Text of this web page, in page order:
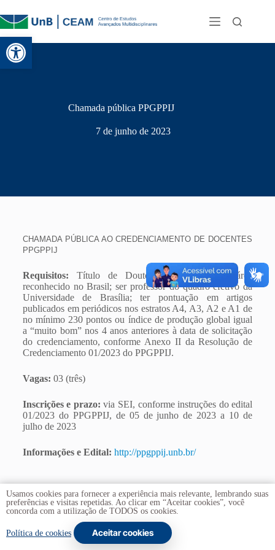
Abrir a barra de ferramentas
Chamada pública PPGPPIJ
7 de junho de 2023
CHAMADA PÚBLICA AO CREDENCIAMENTO DE DOCENTES
PPGPPIJ
Requisitos: Título de Doutorado em qualquer área
reconhecido no Brasil; ser professor do quadro efetivo da
Universidade de Brasília; ter pontuação em artigos
publicados em periódicos nos estratos A4, A3, A2 e A1 de
no mínimo 230 pontos ou índice de produção global igual
a “muito bom” nos 4 anos anteriores à data de solicitação
do credenciamento, conforme Anexo II da Resolução de
Credenciamento 01/2023 do PPGPPIJ.
Vagas: 03 (três)
Inscrições e prazo: via SEI, conforme instruções do edital
01/2023 do PPGPPIJ, de 05 de junho de 2023 a 10 de
julho de 2023
Informações e Edital: http://ppgppij.unb.br/
Copyright © 2026 - Universidade de Brasília
Usamos cookies para fornecer a experiência mais relevante, lembrando suas
preferências e visitas repetidas. Ao clicar em “Aceitar cookies”, você
concorda com a utilização de TODOS os cookies.
Política de cookies Aceitar cookies